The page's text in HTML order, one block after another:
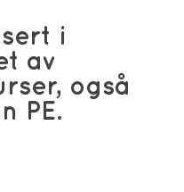
i
av
også
PE.